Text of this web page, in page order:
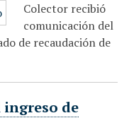
Colector recibió
comunicación del
de recaudación de
de